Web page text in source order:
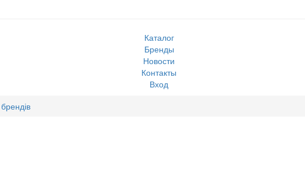
Каталог
Бренды
Новости
Контакты
Вход